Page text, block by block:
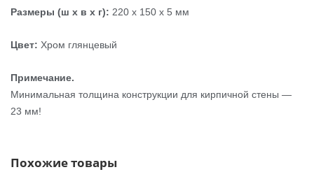
Размеры (ш x в x г): 220 x 150 x 5 мм
Цвет: Хром глянцевый
Примечание.
Минимальная толщина конструкции для кирпичной стены —
23 мм!
Похожие товары